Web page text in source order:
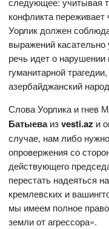
конфликта
Уорлик должен
выражений
речь идет о
гуманитарной
азербайджанский
Слова Уорлика и гнев
Батыеваизvesti.az и
случае, нам либо
опровержения со
действующего
перестать надеяться
кремлевских и
мы имеем полное
земли от агрессора».